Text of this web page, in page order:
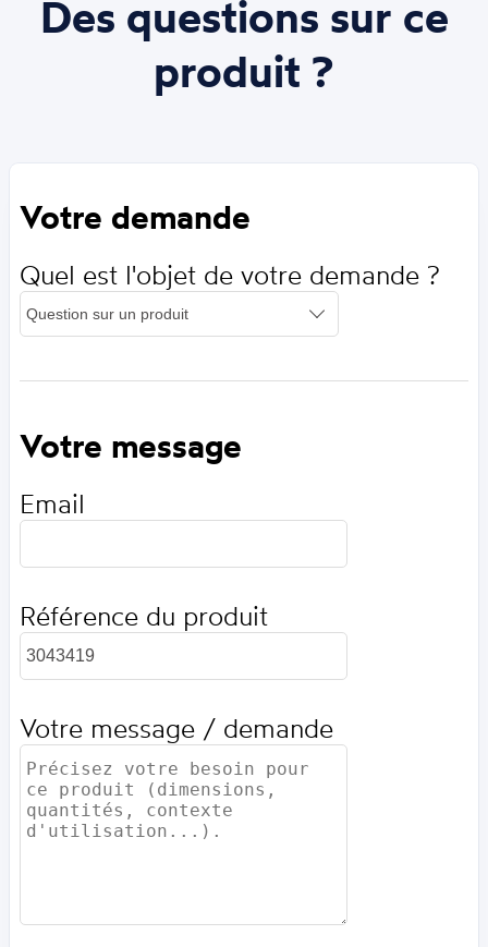
Des questions sur ce
produit ?
Votre demande
Quel est l'objet de votre demande ?
Votre message
Email
Référence du produit
Votre message / demande